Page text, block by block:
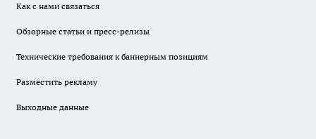
Как с нами связаться
Обзорные статьи и пресс-релизы
Технические требования к баннерным позициям
Разместить рекламу
Выходные данные